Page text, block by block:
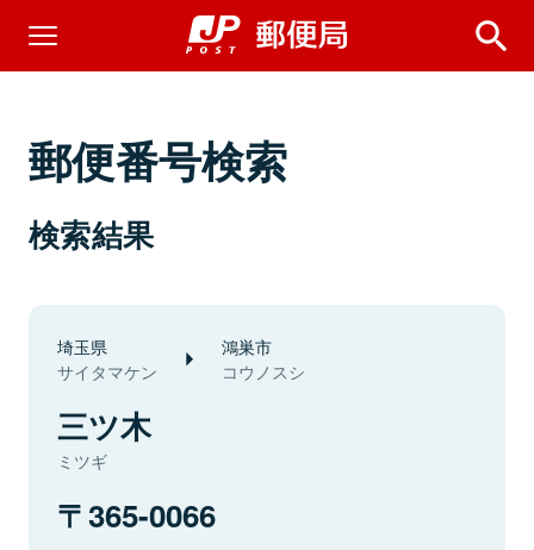
郵便番号検索
検索結果
埼玉県
サイタマケン
鴻巣市
コウノスシ
三ツ木
ミツギ
365-0066